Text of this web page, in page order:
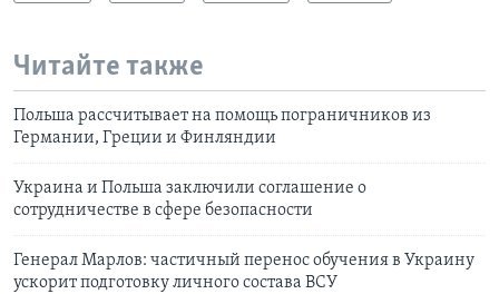
Читайте также
Польша рассчитывает на помощь пограничников из
Германии, Греции и Финляндии
Украина и Польша заключили соглашение о
сотрудничестве в сфере безопасности
Генерал Марлов: частичный перенос обучения в Украину
ускорит подготовку личного состава ВСУ